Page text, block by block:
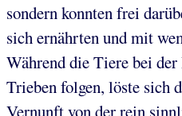
sondern konnten frei
sich ernährten und mit
Während die Tiere bei
Trieben folgen, löste sich
Vernunft von der rein